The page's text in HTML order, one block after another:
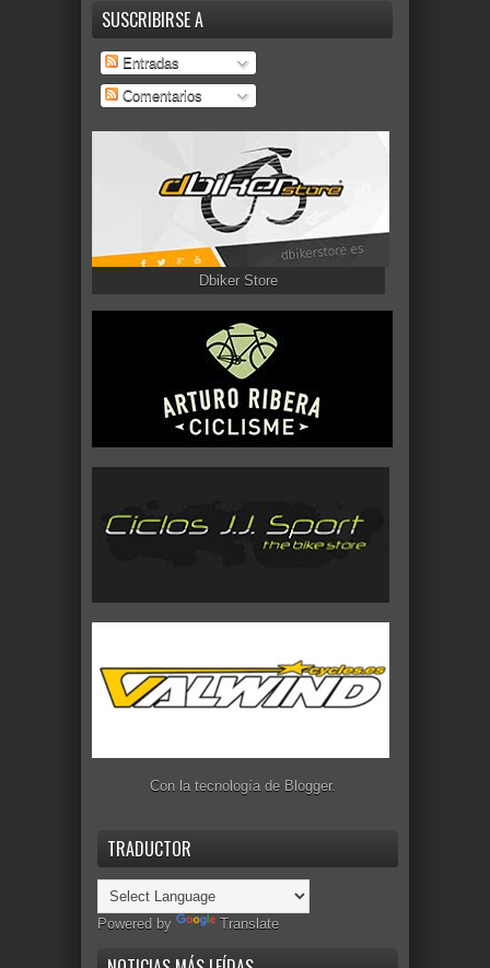
SUSCRIBIRSE A
Entradas
Comentarios
Dbiker Store
Con la tecnología de Blogger.
TRADUCTOR
Powered by Translate